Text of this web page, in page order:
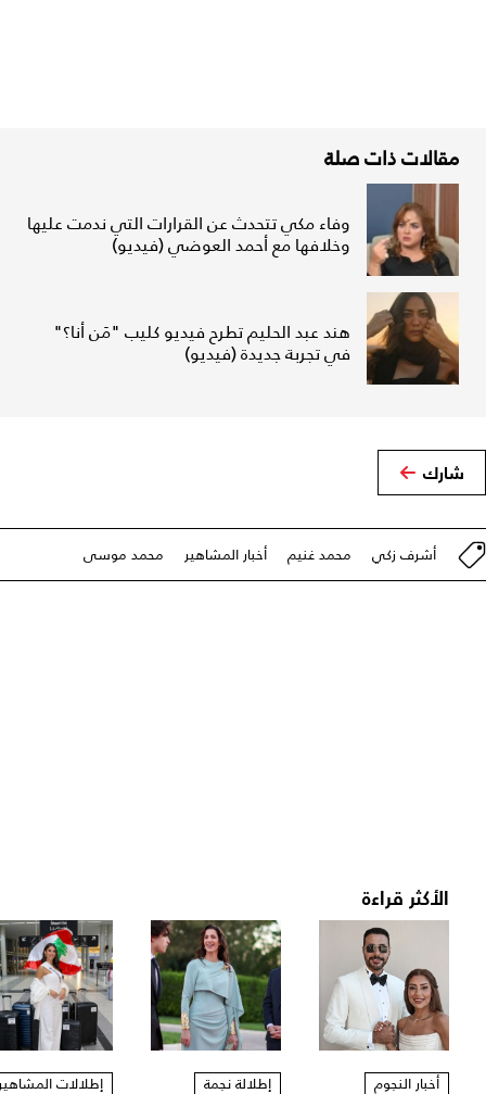
مقالات ذات صلة
وفاء مكي تتحدث عن القرارات التي ندمت عليها
وخلافها مع أحمد العوضي (فيديو)
هند عبد الحليم تطرح فيديو كليب "مَن أنا؟"
في تجربة جديدة (فيديو)
شارك
أشرف زكي محمد غنيم أخبار المشاهير محمد موسى
الأكثر قراءة
أخبار النجوم إطلالة نجمة إطلالات